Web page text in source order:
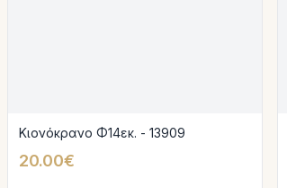
Κιονόκρανο Φ14εκ. - 13909
20.00€